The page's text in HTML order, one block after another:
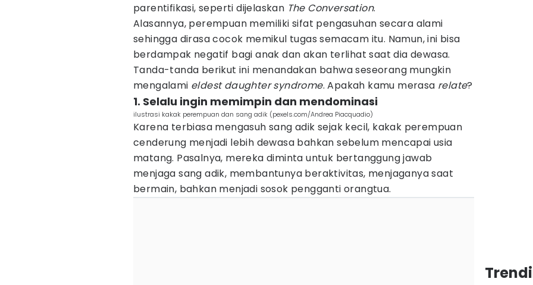
parentifikasi, seperti dijelaskan The Conversation.
Alasannya, perempuan memiliki sifat pengasuhan secara alami
sehingga dirasa cocok memikul tugas semacam itu. Namun, ini bisa
berdampak negatif bagi anak dan akan terlihat saat dia dewasa.
Tanda-tanda berikut ini menandakan bahwa seseorang mungkin
mengalami eldest daughter syndrome. Apakah kamu merasa relate?
1. Selalu ingin memimpin dan mendominasi
ilustrasi kakak perempuan dan sang adik (pexels.com/Andrea Piacquadio)
Karena terbiasa mengasuh sang adik sejak kecil, kakak perempuan
cenderung menjadi lebih dewasa bahkan sebelum mencapai usia
matang. Pasalnya, mereka diminta untuk bertanggung jawab
menjaga sang adik, membantunya beraktivitas, menjaganya saat
bermain, bahkan menjadi sosok pengganti orangtua.